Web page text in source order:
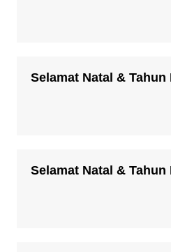
Selamat Natal & Tahun
Selamat Natal & Tahun